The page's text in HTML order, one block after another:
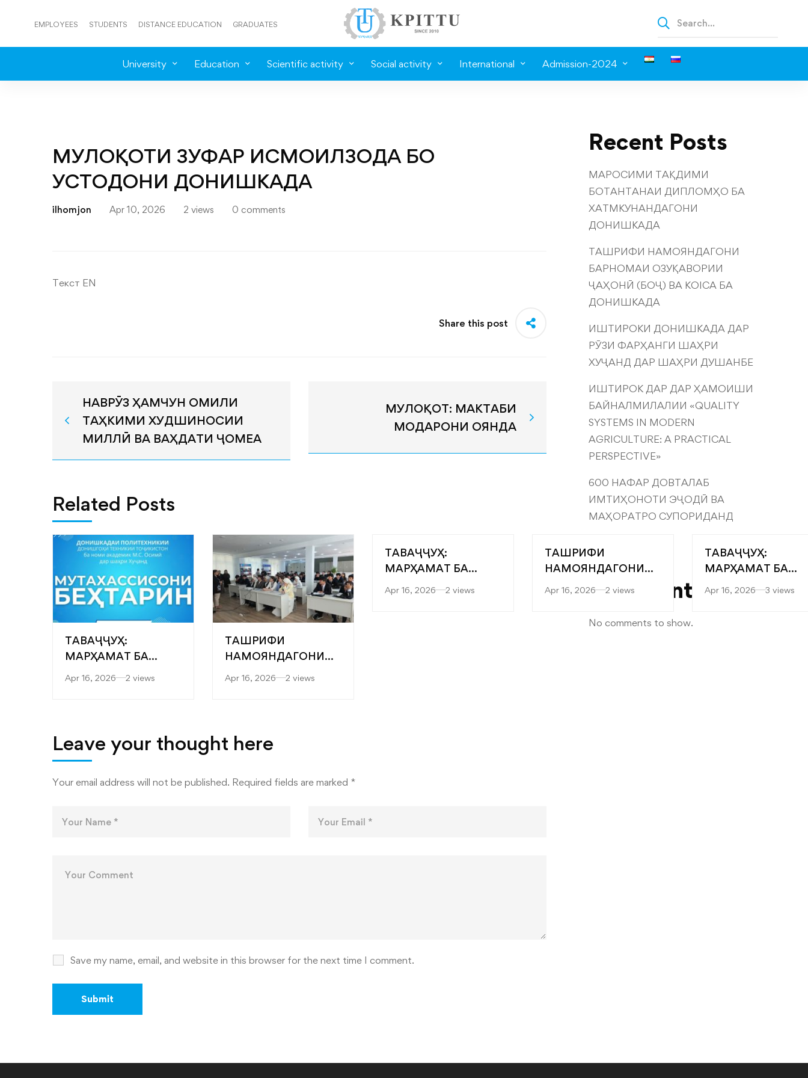
EMPLOYEES STUDENTS DISTANCE EDUCATION GRADUATES
University Education Scientific activity Social activity International Admission-2024
МУЛОҚОТИ ЗУФАР ИСМОИЛЗОДА БО
УСТОДОНИ ДОНИШКАДА
ilhomjon Apr 10, 2026 2 views 0 comments
Текст EN
Share this post
НАВРӮЗ ҲАМЧУН ОМИЛИ
ТАҲКИМИ ХУДШИНОСИИ
МИЛЛӢ ВА ВАҲДАТИ ҶОМЕА
МУЛОҚОТ: МАКТАБИ
МОДАРОНИ ОЯНДА
Related Posts
ТАВАҶҶУҲ:
МАРҲАМАТ БА
ЯРМАРКАИ
Apr 16, 2026 2 views
ТАШРИФИ
НАМОЯНДАГОНИ
“САРОБ” БА
ТЕХНОЛОГИЯҲОИ
РАҚАМИИ
Apr 16, 2026 2 views
ТАВАҶҶУҲ:
МАРҲАМАТ БА
Apr 16, 2026 2 views
ТАШРИФИ
НАМОЯНДАГОНИ
Apr 16, 2026 2 views
ТАВАҶҶУҲ:
МАРҲАМАТ БА
Apr 16, 2026 3 views
Leave your thought here
Your email address will not be published. Required fields are marked *
Save my name, email, and website in this browser for the next time I comment.
Recent Posts
МАРОСИМИ ТАҚДИМИ
БОТАНТАНАИ ДИПЛОМҲО БА
ХАТМКУНАНДАГОНИ
ДОНИШКАДА
ТАШРИФИ НАМОЯНДАГОНИ
БАРНОМАИ ОЗУҚАВОРИИ
ҶАҲОНӢ (БОҶ) ВА KOICA БА
ДОНИШКАДА
ИШТИРОКИ ДОНИШКАДА ДАР
РӮЗИ ФАРҲАНГИ ШАҲРИ
ХУҶАНД ДАР ШАҲРИ ДУШАНБЕ
ИШТИРОК ДАР ДАР ҲАМОИШИ
БАЙНАЛМИЛАЛИИ «QUALITY
SYSTEMS IN MODERN
AGRICULTURE: A PRACTICAL
PERSPECTIVE»
600 НАФАР ДОВТАЛАБ
ИМТИҲОНОТИ ЭҶОДӢ ВА
МАҲОРАТРО СУПОРИДАНД
Recent
Comments
No comments to show.